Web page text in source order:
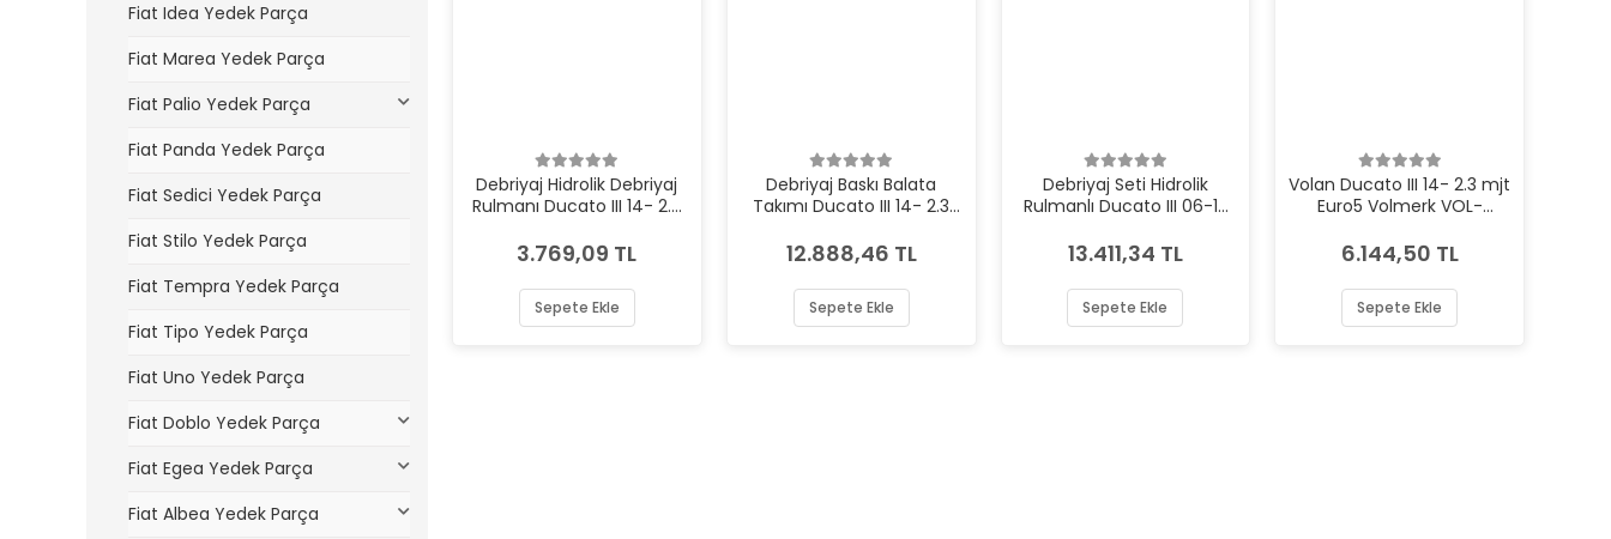
Fiat Idea Yedek Parça
Fiat Marea Yedek Parça
Fiat Palio Yedek Parça
Fiat Panda Yedek Parça
Fiat Sedici Yedek Parça
Fiat Stilo Yedek Parça
Fiat Tempra Yedek Parça
Fiat Tipo Yedek Parça
Fiat Uno Yedek Parça
Fiat Doblo Yedek Parça
Fiat Egea Yedek Parça
Fiat Albea Yedek Parça
Debriyaj Hidrolik Debriyaj
Rulmanı Ducato III 14- 2.3
3.769,09 TL
Sepete Ekle
Debriyaj Baskı Balata
Takımı Ducato III 14- 2.3
826411
12.888,46 TL
Sepete Ekle
Debriyaj Seti Hidrolik
Rulmanlı Ducato III 06-13
13.411,34 TL
Sepete Ekle
Volan Ducato III 14- 2.3 mjt
Euro5 Volmerk VOL-
6.144,50 TL
Sepete Ekle